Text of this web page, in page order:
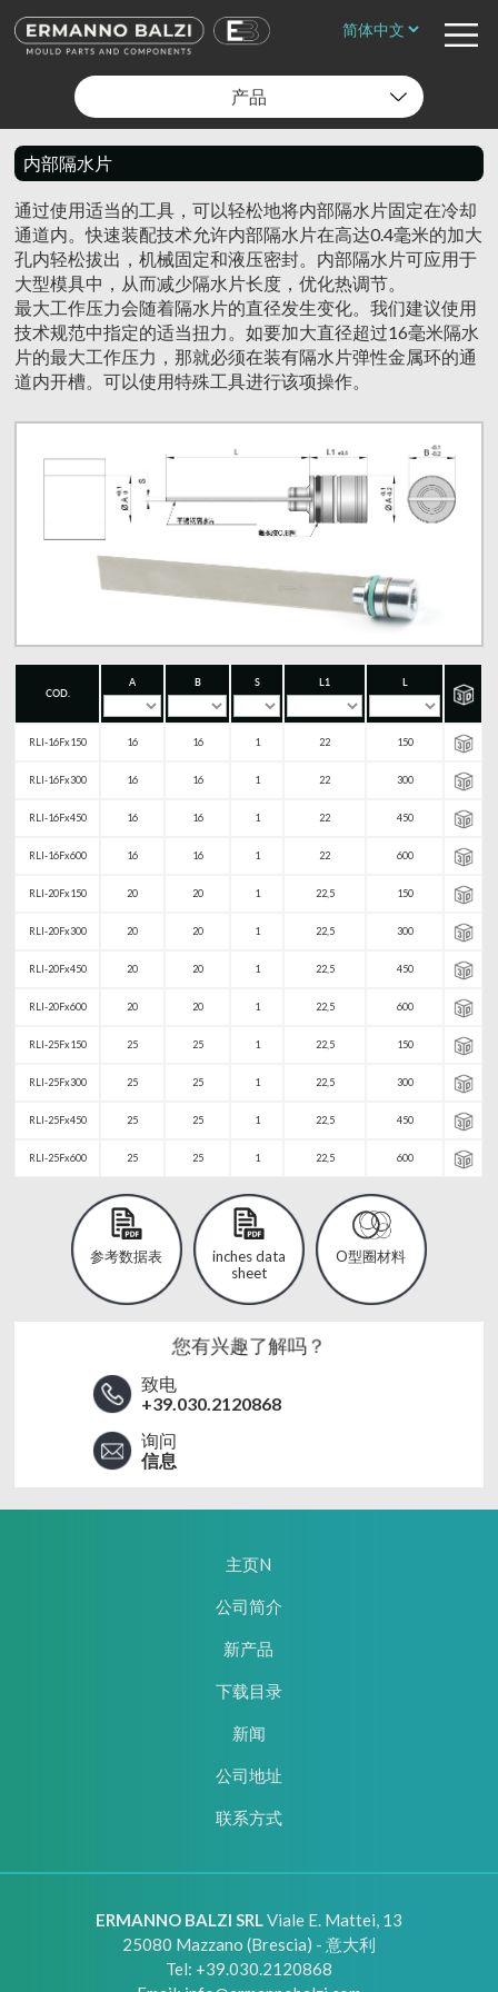
产品
内部隔水片
通过使用适当的工具，可以轻松地将内部隔水片固定在冷却
通道内。快速装配技术允许内部隔水片在高达0.4毫米的加大
孔内轻松拔出，机械固定和液压密封。内部隔水片可应用于
大型模具中，从而减少隔水片长度，优化热调节。
最大工作压力会随着隔水片的直径发生变化。我们建议使用
技术规范中指定的适当扭力。如要加大直径超过16毫米隔水
片的最大工作压力，那就必须在装有隔水片弹性金属环的通
道内开槽。可以使用特殊工具进行该项操作。
COD.
A B S L1 L
RLI-16Fx150 16 16 1 22 150
RLI-16Fx300 16 16 1 22 300
RLI-16Fx450 16 16 1 22 450
RLI-16Fx600 16 16 1 22 600
RLI-20Fx150 20 20 1 22,5 150
RLI-20Fx300 20 20 1 22,5 300
RLI-20Fx450 20 20 1 22,5 450
RLI-20Fx600 20 20 1 22,5 600
RLI-25Fx150 25 25 1 22,5 150
RLI-25Fx300 25 25 1 22,5 300
RLI-25Fx450 25 25 1 22,5 450
RLI-25Fx600 25 25 1 22,5 600
参考数据表
inches data
sheet
O型圈材料
您有兴趣了解吗？
致电
+39.030.2120868
询问
信息
ERMANNO BALZI SRLViale E. Mattei, 13
25080 Mazzano (Brescia) - 意大利
Tel: +39.030.2120868
主页N
公司简介
新产品
下载目录
新闻
公司地址
联系方式